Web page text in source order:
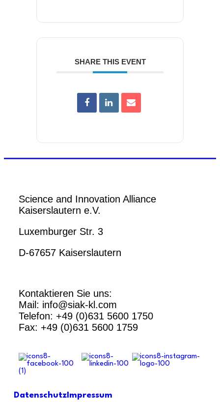
SHARE THIS EVENT
Science and Innovation Alliance
Kaiserslautern e.V.
Luxemburger Str. 3
D-67657 Kaiserslautern
Kontaktieren Sie uns:
Mail: info@siak-kl.com
Telefon: +49 (0)631 5600 1750
Fax: +49 (0)631 5600 1759
Datenschutz Impressum